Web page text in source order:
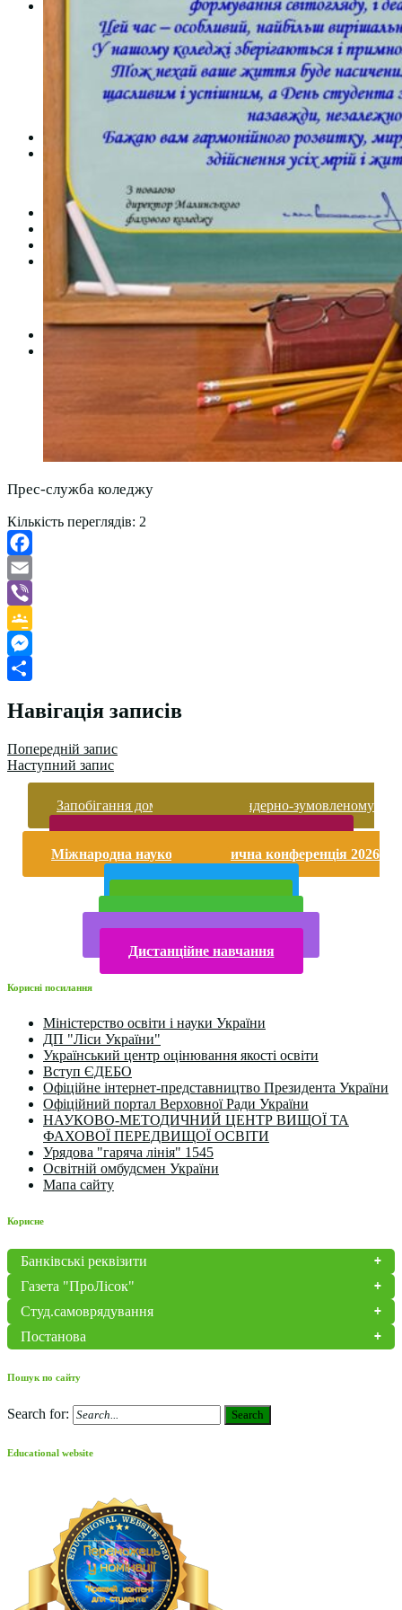
Денна форма навчання
Заочна форма навчання
Студентська рада
Документація. Карантин
Документація. Воєнний стан
Центр кар’єри та працевлаштування
Центр дуальної освіти
Неформальна та інформальна освіта
Вступникам
Міжнародне співробітництво
Міжнародне співробітництво для викладачів
Міжнародне співробітництво для студентів
Угоди та договори
Вісник
Контакти
Публічність
Кваліфікаційний центр МФК
Нормативно-правова база
Форма заяви здобувача
Перелік професій
Професійні стандарти
Майстри сервісних центрів
Про формальну, неформальну та інформальну освіту
Прес-служба коледжу
Кількість переглядів: 2
Facebook
Email
Viber
Google
Classroom
Messenger
Навігація записів
Попередній запис
Наступний запис
Запобігання домашньому та гендерно-зумовленому
Міжнародна науково-практична конференція 2026
Дистанційне навчання
Корисні посилання
Міністерство освіти і науки України
ДП "Ліси України"
Український центр оцінювання якості освіти
Вступ ЄДЕБО
Офіційне інтернет-представництво Президента України
Офіційний портал Верховної Ради України
НАУКОВО-МЕТОДИЧНИЙ ЦЕНТР ВИЩОЇ ТА
ФАХОВОЇ ПЕРЕДВИЩОЇ ОСВІТИ
Урядова "гаряча лінія" 1545
Освітній омбудсмен України
Мапа сайту
Корисне
Банківські реквізити
Газета "ПроЛісок"
Студ.самоврядування
Постанова
Пошук по сайту
Search for: Search
Educational website